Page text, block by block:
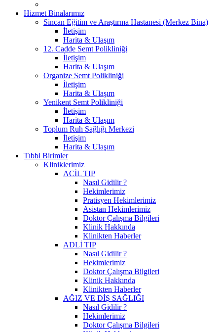
Hizmet Binalarımız
Sincan Eğitim ve Araştırma Hastanesi (Merkez Bina)
İletişim
Harita & Ulaşım
12. Cadde Semt Polikliniği
İletişim
Harita & Ulaşım
Organize Semt Polikliniği
İletişim
Harita & Ulaşım
Yenikent Semt Polikliniği
İletişim
Harita & Ulaşım
Toplum Ruh Sağlığı Merkezi
İletişim
Harita & Ulaşım
Tıbbi Birimler
Kliniklerimiz
ACİL TIP
Nasıl Gidilir ?
Hekimlerimiz
Pratisyen Hekimlerimiz
Asistan Hekimlerimiz
Doktor Çalışma Bilgileri
Klinik Hakkında
Klinikten Haberler
ADLİ TIP
Nasıl Gidilir ?
Hekimlerimiz
Doktor Çalışma Bilgileri
Klinik Hakkında
Klinikten Haberler
AĞIZ VE DİŞ SAĞLIĞI
Nasıl Gidilir ?
Hekimlerimiz
Doktor Çalışma Bilgileri